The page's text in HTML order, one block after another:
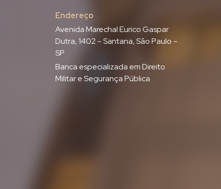
Endereço
Avenida Marechal Eurico Gaspar
Dutra, 1402 – Santana, São Paulo –
SP
Banca especializada em Direito
Militar e Segurança Pública